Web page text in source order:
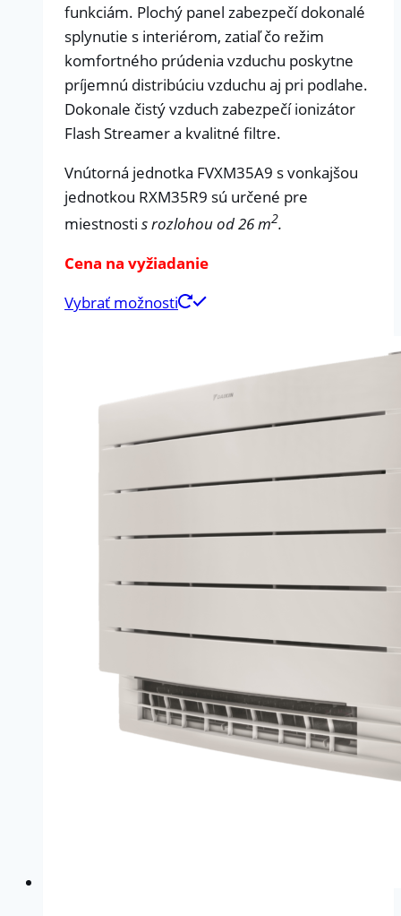
funkciám. Plochý panel zabezpečí dokonalé
splynutie s interiérom, zatiaľ čo režim
komfortného prúdenia vzduchu poskytne
príjemnú distribúciu vzduchu aj pri podlahe.
Dokonale čistý vzduch zabezpečí ionizátor
Flash Streamer a kvalitné filtre.
Vnútorná jednotka FVXM35A9 s vonkajšou
jednotkou RXM35R9 sú určené pre
miestnosti s rozlohou od 26 m2.
Cena na vyžiadanie
Vybrať možnosti